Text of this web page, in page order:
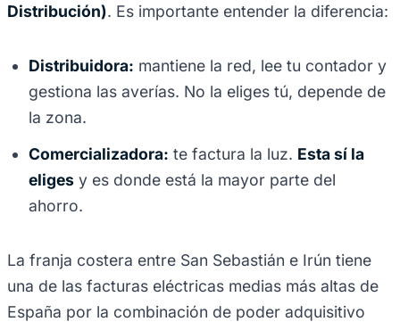
Distribución). Es importante entender la diferencia:
Distribuidora: mantiene la red, lee tu contador y
gestiona las averías. No la eliges tú, depende de
la zona.
Comercializadora: te factura la luz. Esta sí la
eliges y es donde está la mayor parte del
ahorro.
La franja costera entre San Sebastián e Irún tiene
una de las facturas eléctricas medias más altas de
España por la combinación de poder adquisitivo